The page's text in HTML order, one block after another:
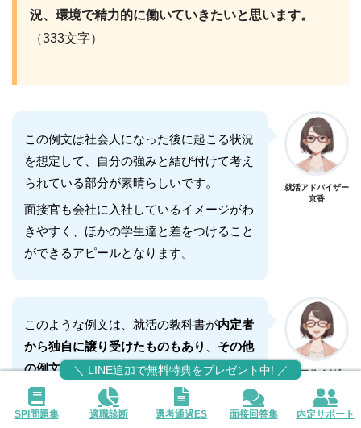
況、環境で精力的に働いていきたいと思います。
（333文字）
この例文は社会人になった後に起こる状況
を想定して、自分の強みと結び付けて考え
られている部分が素晴らしいです。
面接官も会社に入社しているイメージがわ
きやすく、ほかの学生達と差をつけること
ができるアピールとなります。
就活アドバイザー
京香
このような例文は、就活の教科書が内定者
から独自に譲り受けたものもあり
その他
の例文は、
公式LINEから無料でGETでき
る「面接回答集」
で無料公開しています。
内定者の面接の回答が無料で見放題
なの
就活アドバイザー
SPI問題集 適職診断 選考通過ES 面接回答集 内定サポート
＼ LINE追加で無料特典をプレゼント中! ／